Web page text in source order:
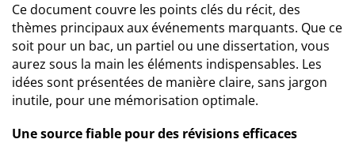
Ce document couvre les points clés du récit, des
thèmes principaux aux événements marquants. Que ce
soit pour un bac, un partiel ou une dissertation, vous
aurez sous la main les éléments indispensables. Les
idées sont présentées de manière claire, sans jargon
inutile, pour une mémorisation optimale.
Une source fiable pour des révisions efficaces